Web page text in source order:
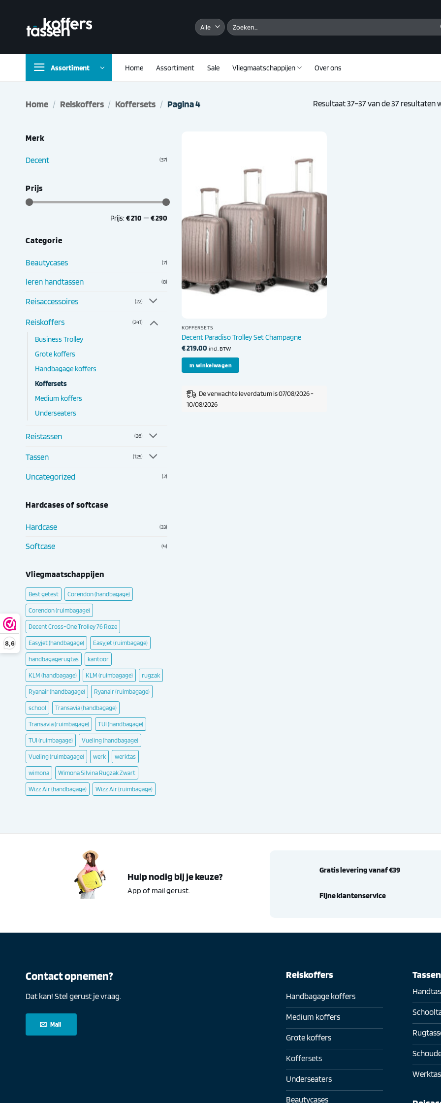
8,6
Zoeken
naar:
Assortiment Home Assortiment Sale Vliegmaatschappijen Over ons
Home / Reiskoffers / Koffersets / Pagina 4 Resultaat 37–37 van de 37 resultaten
Merk
Decent (37)
Prijs
Prijs: € 210 —€ 290
Categorie
Beautycases (7)
leren handtassen (8)
Reisaccessoires (22)
Reiskoffers (241)
Business Trolley
Grote koffers
Handbagage koffers
Koffersets
Medium koffers
Underseaters
Reistassen (26)
Tassen (125)
Uncategorized (2)
Hardcases of softcase
Hardcase (33)
Softcase (4)
Vliegmaatschappijen
Best getest Corendon (handbagage)
Corendon (ruimbagage)
Decent Cross-One Trolley 76 Roze
Easyjet (handbagage) Easyjet (ruimbagage)
handbagagerugtas kantoor
KLM (handbagage) KLM (ruimbagage) rugzak
Ryanair (handbagage) Ryanair (ruimbagage)
school Transavia (handbagage)
Transavia (ruimbagage) TUI (handbagage)
TUI (ruimbagage) Vueling (handbagage)
Vueling (ruimbagage) werk werktas
wimona Wimona Silvina Rugzak Zwart
Wizz Air (handbagage) Wizz Air (ruimbagage)
KOFFERSETS
Decent Paradiso Trolley Set Champagne
€219,00 incl. BTW
In winkelwagen
De verwachte leverdatum is 07/08/2026 -
10/08/2026
Hulp nodig bij je keuze?
App of mail gerust.
Gratis levering vanaf €39
Fijne klantenservice
Contact opnemen?
Dat kan! Stel gerust je vraag.
Mail
Reiskoffers
Handbagage koffers
Medium koffers
Grote koffers
Koffersets
Underseaters
Beautycases
Tassen